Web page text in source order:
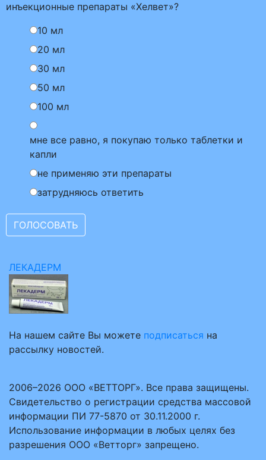
инъекционные препараты «Хелвет»?
10 мл
20 мл
30 мл
50 мл
100 мл
мне все равно, я покупаю только таблетки и
капли
не применяю эти препараты
затрудняюсь ответить
ЛЕКАДЕРМ
На нашем сайте Вы можете подписаться на
рассылку новостей.
2006–2026 ООО «ВЕТТОРГ». Все права защищены.
Свидетельство о регистрации средства массовой
информации ПИ 77-5870 от 30.11.2000 г.
Использование информации в любых целях без
разрешения ООО «Ветторг» запрещено.